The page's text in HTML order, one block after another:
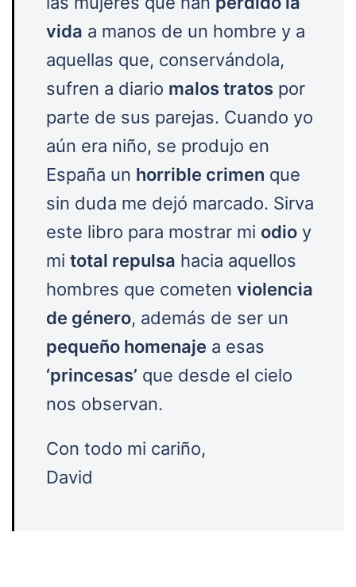
vida a manos de un hombre y a
aquellas que, conservándola,
sufren a diario malos tratos por
parte de sus parejas. Cuando yo
aún era niño, se produjo en
España un horrible crimen que
sin duda me dejó marcado. Sirva
este libro para mostrar mi odio y
mi total repulsa hacia aquellos
hombres que cometen violencia
de género, además de ser un
pequeño homenaje a esas
‘princesas’ que desde el cielo
nos observan.
Con todo mi cariño,
David